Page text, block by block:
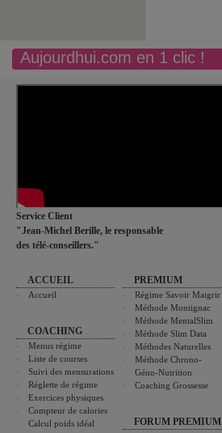
Aujourdhui.com en 1 clic !
Service Client
"Jean-Michel Berille, le responsable
des télé-conseillers."
ACCUEIL
Accueil
COACHING
Menus régime
Liste de courses
Suivi des mensurations
Réglette de régime
Exercices physiques
Compteur de calories
Calcul poids idéal
PREMIUM
Régime Savoir Maigrir
Méthode Montignac
Méthode MentalSlim
Méthode Slim Data
Méthodes Naturelles
Méthode Chrono-
Géno-Nutrition
Coaching Grossesse
FORUM PREMIUM